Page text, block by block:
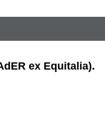
ex Equitalia).